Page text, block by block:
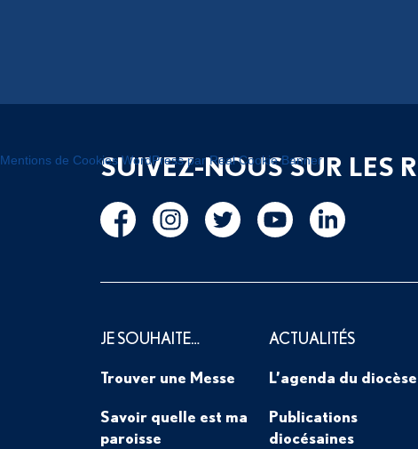
SUIVEZ-NOUS SUR LES
JE SOUHAITE…
Trouver une Messe
Savoir quelle est ma
paroisse
ACTUALITÉS
L’agenda du diocèse
Publications
diocésaines
Mentions de Cookies WordPress par Real Cookie Banner